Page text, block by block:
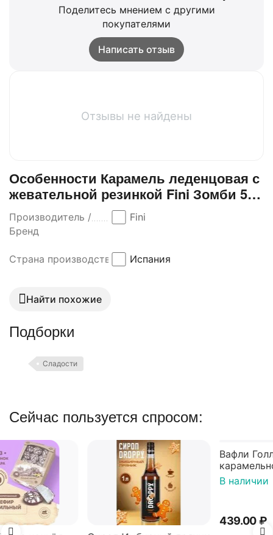
Поделитесь мнением с другими
покупателями
Написать отзыв
Отзывы не найдены
Особенности Карамель леденцовая с
жевательной резинкой Fini Зомби 5,2
гр x 200 шт
Производитель /
Бренд
Fini
Страна производства Испания
Найти похожие
Подборки
Сладости
Сейчас пользуется спросом: